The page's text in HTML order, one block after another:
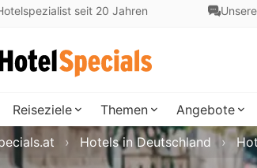
seit 20 Jahren
Reiseziele Themen Angebote
Hotels in Deutschland